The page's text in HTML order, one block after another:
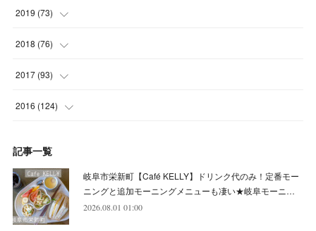
(5
(7)
(10
( 6)
(10)
(9
(6
(5)
(6)
(10
(7
(7
(9)
(4)
(9
(11
(1
(7
(11)
(7)
(10 )
(11 )
(8
(7)
(7
(7)
(5)
2019 (73)
(4
(6
(4)
(4)
(5)
2018 (76)
(9
(3)
(7)
(8)
2017 (93)
(7)
(5)
(8)
2016 (124)
(10)
(10)
記事一覧
岐阜市栄新町【Café KELLY】ドリンク代のみ！定番モー
ニングと追加モーニングメニューも凄い★岐阜モーニ…
2026.08.01 01:00